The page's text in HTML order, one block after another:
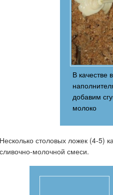
В качестве
добавим
молоко
Несколько столовых ложек (4-5)
сливочно-молочной смеси.